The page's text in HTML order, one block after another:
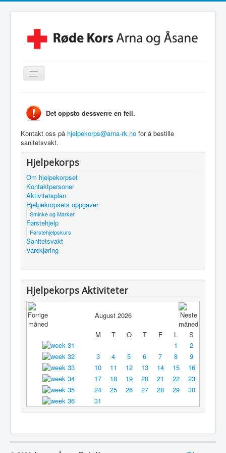
Skjul/Vis
navigasjon
Lokalforening
Leksehjelpen
Beredskapsvakt
Hjelpekorps
Besøkstjenesten
Kontakt Oss
Linker
Utleie
Logg inn / ut
Det oppsto dessverre en feil.
Kontakt oss på hjelpekorps@arna-rk.no for å bestille
sanitetsvakt.
Hjelpekorps
Om hjelpekorpset
Kontaktpersoner
Aktivitetsplan
Hjelpekorpsets oppgaver
Sminke og Markør
Førstehjelp
Førstehjelpskurs
Sanitetsvakt
Varekjøring
Hjelpekorps Aktiviteter
August 2026
M
T O T F L
S
1
2
3
4 5 6 7 8
9
10
11 12 13 14 15
16
17
18 19 20 21 22
23
24
25 26 27 28 29
30
31